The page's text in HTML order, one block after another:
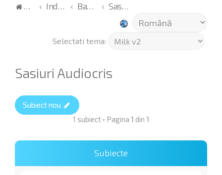
Acasă Index Bazar Sasiuri Audiocris
Selectati tema:
Sasiuri Audiocris
Subiect nou
1 subiect • Pagina 1 din 1
Subiecte